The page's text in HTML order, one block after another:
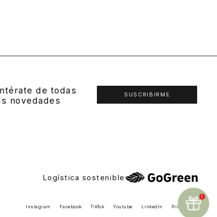
de todas
novedades
SUSCRIBIRME
Logística sostenible
Instagram Facebook TikTok Youtube LinkedIn Pinterest